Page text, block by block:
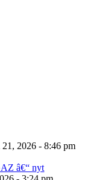
21, 2026 - 8:46 pm
â€“ nyt